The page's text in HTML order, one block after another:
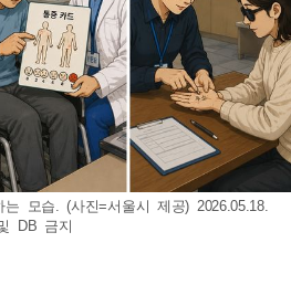
모습. (사진=서울시 제공) 2026.05.18.
DB 금지